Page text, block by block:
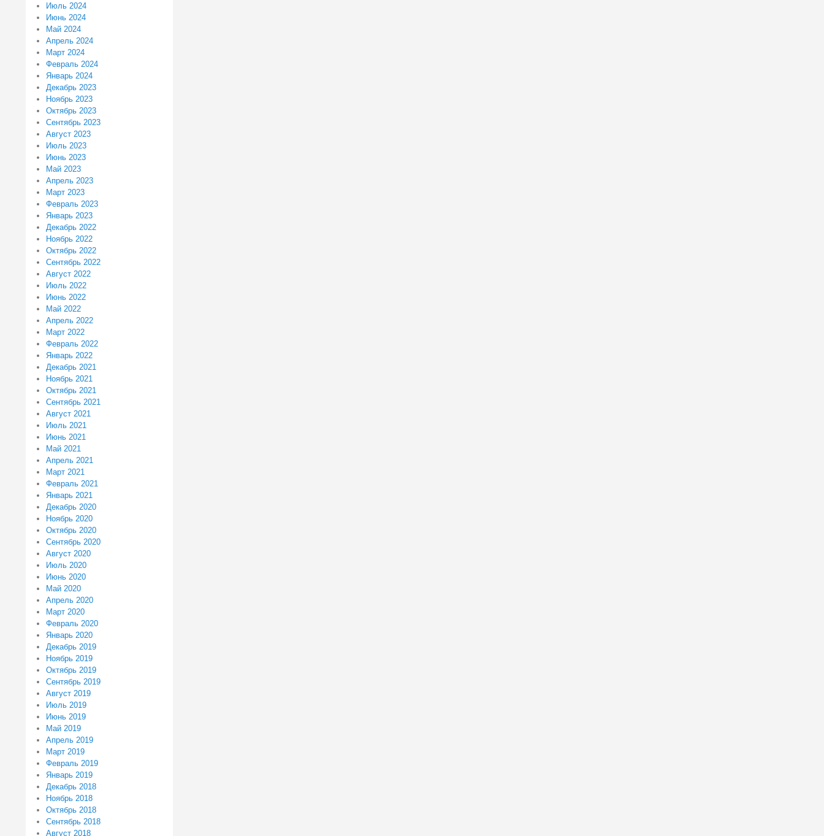
Июль 2024
Июнь 2024
Май 2024
Апрель 2024
Март 2024
Февраль 2024
Январь 2024
Декабрь 2023
Ноябрь 2023
Октябрь 2023
Сентябрь 2023
Август 2023
Июль 2023
Июнь 2023
Май 2023
Апрель 2023
Март 2023
Февраль 2023
Январь 2023
Декабрь 2022
Ноябрь 2022
Октябрь 2022
Сентябрь 2022
Август 2022
Июль 2022
Июнь 2022
Май 2022
Апрель 2022
Март 2022
Февраль 2022
Январь 2022
Декабрь 2021
Ноябрь 2021
Октябрь 2021
Сентябрь 2021
Август 2021
Июль 2021
Июнь 2021
Май 2021
Апрель 2021
Март 2021
Февраль 2021
Январь 2021
Декабрь 2020
Ноябрь 2020
Октябрь 2020
Сентябрь 2020
Август 2020
Июль 2020
Июнь 2020
Май 2020
Апрель 2020
Март 2020
Февраль 2020
Январь 2020
Декабрь 2019
Ноябрь 2019
Октябрь 2019
Сентябрь 2019
Август 2019
Июль 2019
Июнь 2019
Май 2019
Апрель 2019
Март 2019
Февраль 2019
Январь 2019
Декабрь 2018
Ноябрь 2018
Октябрь 2018
Сентябрь 2018
Август 2018